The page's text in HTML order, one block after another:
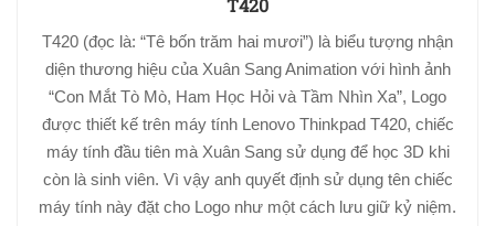
T420
T420 (đọc là: “Tê bốn trăm hai mươi”) là biểu tượng nhận
diện thương hiệu của Xuân Sang Animation với hình ảnh
“Con Mắt Tò Mò, Ham Học Hỏi và Tầm Nhìn Xa”, Logo
được thiết kế trên máy tính Lenovo Thinkpad T420, chiếc
máy tính đầu tiên mà Xuân Sang sử dụng để học 3D khi
còn là sinh viên. Vì vậy anh quyết định sử dụng tên chiếc
máy tính này đặt cho Logo như một cách lưu giữ kỷ niệm.